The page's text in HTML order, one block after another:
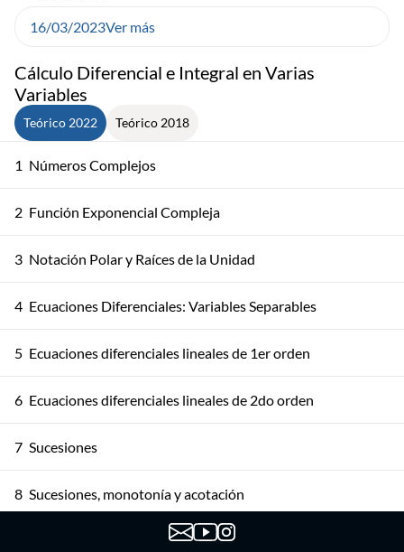
Cálculo Diferencial e Integral en Varias
Variables
Teórico 2022 Teórico 2018
1 Números Complejos
2 Función Exponencial Compleja
3 Notación Polar y Raíces de la Unidad
4 Ecuaciones Diferenciales: Variables Separables
5 Ecuaciones diferenciales lineales de 1er orden
6 Ecuaciones diferenciales lineales de 2do orden
7 Sucesiones
8 Sucesiones, monotonía y acotación
Sucesiones, Propiedades y PSMC
16/03/2023Ver más